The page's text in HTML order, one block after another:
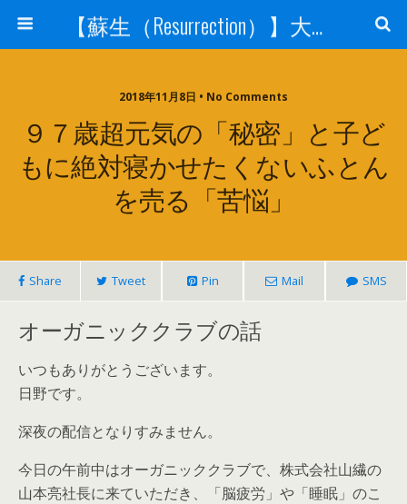
【蘇生（Resurrection）】大宇宙と人体の神秘を紐解く
2018年11月8日 • No Comments
９７歳超元気の「秘密」と子ど
もに絶対寝かせたくないふとん
を売る「苦悩」
Share Tweet Pin Mail SMS
オーガニッククラブの話
いつもありがとうございます。
日野です。
深夜の配信となりすみません。
今日の午前中はオーガニッククラブで、株式会社山繊の
山本亮社長に来ていただき、「脳疲労」や「睡眠」のこ